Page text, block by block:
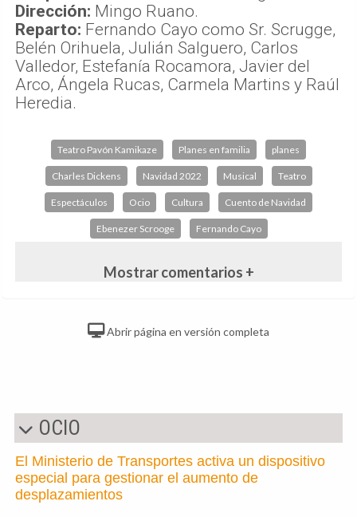
Dirección: Mingo Ruano.
Reparto: Fernando Cayo como Sr. Scrugge,
Belén Orihuela, Julián Salguero, Carlos
Valledor, Estefanía Rocamora, Javier del
Arco, Ángela Rucas, Carmela Martins y Raúl
Heredia.
Teatro Pavón Kamikaze Planes en familia planes
Charles Dickens Navidad 2022 Musical Teatro
Espectáculos Ocio Cultura Cuento de Navidad
Ebenezer Scrooge Fernando Cayo
Mostrar comentarios +
Abrir página en versión completa
OCIO
El Ministerio de Transportes activa un dispositivo
especial para gestionar el aumento de
desplazamientos